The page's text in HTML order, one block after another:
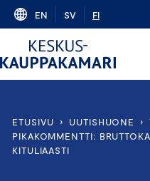
Skip
content
EN SV FI
ETUSIVU › UUTISHUONE ›
PIKAKOMMENTTI:
KITULIAASTI